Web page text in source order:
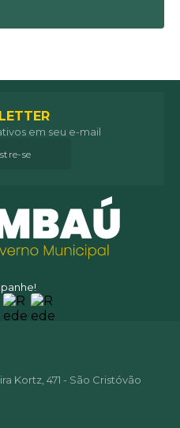
em seu e-mail
se
Kortz, 471 - São Cristóvão